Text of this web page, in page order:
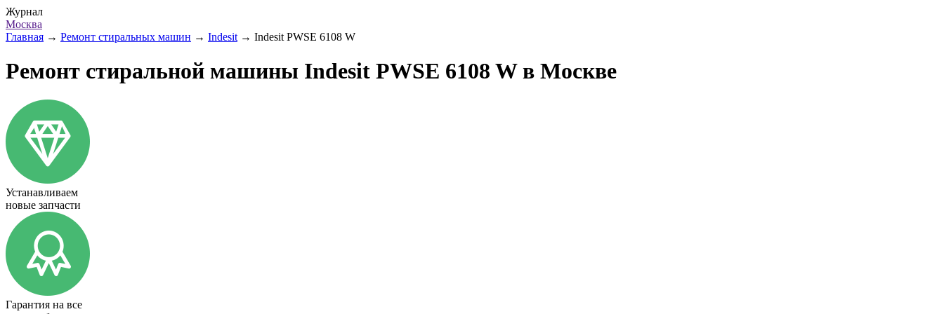
Журнал
Москва
Главная → Ремонт стиральных машин → Indesit → Indesit PWSE 6108 W
Ремонт стиральной машины Indesit PWSE 6108 W в Москве
Устанавливаем
новые запчасти
Гарантия на все